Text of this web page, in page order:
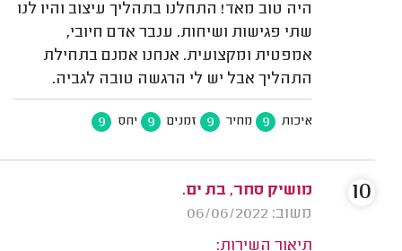
היה טוב מאד! התחלנו בתהליך עיצוב והיו לנו
שתי פגישות ושיחות. ענבר אדם חיובי,
אמפטית ומקצועית. אנחנו אמנם בתחילת
התהליך אבל יש לי הרגשה טובה לגביה.
איכות 9 מחיר 9 זמנים 9 יחס 9
מושיק סחר, בת ים.
משוב: 06/06/2022
תיאור השירות:
10